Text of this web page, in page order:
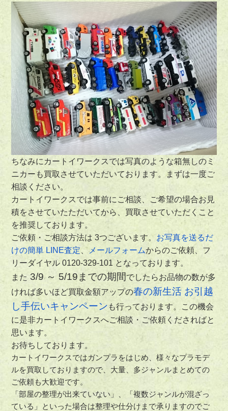
ちなみにカートイワークスでは写真のような箱無しのミ
ニカーも買取させていただいております。まずは一度ご
相談ください。
カートイワークスでは事前にご相談、ご希望の場合お見
積をさせていたただいてから、買取させていただくこと
を推奨しております。
ご依頼・ご相談方法は 3つございます。 お写真を送るだ
けの簡単 LINE査定 、メールフォームからのご依頼、フ
リーダイヤル 0120-329-101 となっております。
また 3/9 ～ 5/19までの期間でしたらお品物の数が多
ければ多いほど買取金額アップの春の新生活 お引越
し手伝いキャンペーン も行っております。この機会
に是非カートイワークスへご相談・ご依頼くださればと
思います。
お待ちしております。
カートイワークスではガンプラをはじめ、様々なプラモデ
ルを買取しておりますので、大量、多ジャンルまとめての
ご依頼も大歓迎です。
「部屋の整理が出来ていない」、「複数ジャンルが混ざっ
ている」といった場合は整理や仕分けまで承りますのでご